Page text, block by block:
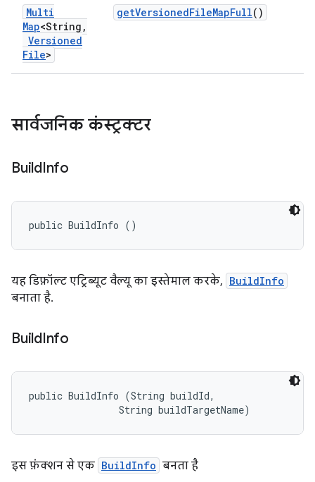
Multi
Map<String ,
Versioned
File>
getVersionedFileMapFull()
सार्वजनिक कंस्ट्रक्टर
BuildInfo
public BuildInfo ()
यह डिफ़ॉल्ट एट्रिब्यूट वैल्यू का इस्तेमाल करके, BuildInfo
बनाता है.
BuildInfo
public BuildInfo (String buildId,
                String buildTargetName)
इस फ़ंक्शन से एक BuildInfo बनता है